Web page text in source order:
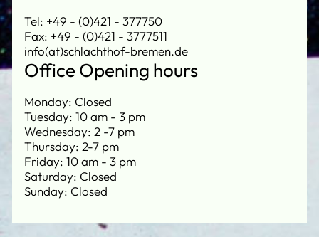
Tel: +49 - (0)421 - 377750
Fax: +49 - (0)421 - 3777511
info(at)schlachthof-bremen.de
Office Opening hours
Monday: Closed
Tuesday: 10 am - 3 pm
Wednesday: 2 -7 pm
Thursday: 2-7 pm
Friday: 10 am - 3 pm
Saturday: Closed
Sunday: Closed